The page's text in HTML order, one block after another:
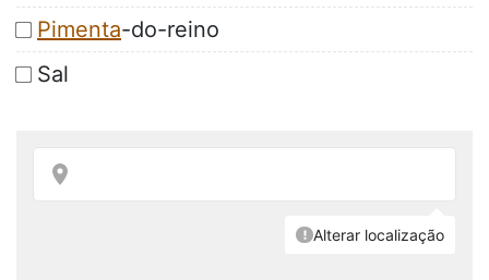
Pimenta-do-reino
Sal